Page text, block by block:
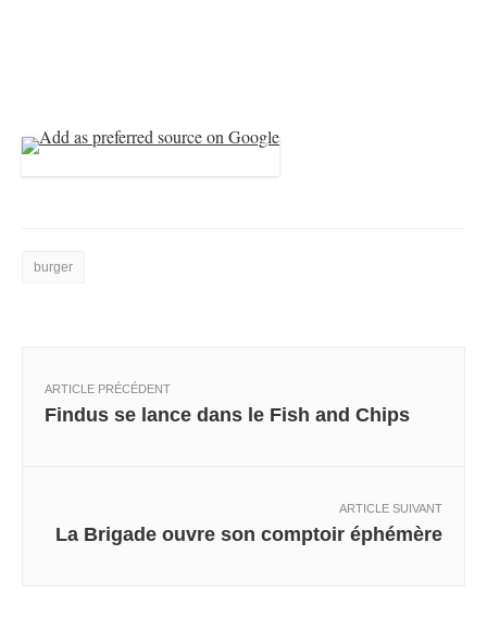
burger
ARTICLE PRÉCÉDENT
Findus se lance dans le Fish and Chips
ARTICLE SUIVANT
La Brigade ouvre son comptoir éphémère